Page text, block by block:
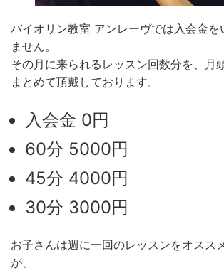
バイオリン教室 アンレーヴでは入会金を
ません。
その月に来られるレッスン回数分を、月
まとめて頂戴しております。
入会金 0円
60分 5000円
45分 4000円
30分 3000円
お子さんは週に一回のレッスンをオスス
が、